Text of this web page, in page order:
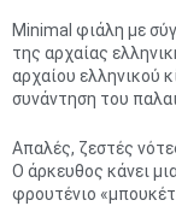
Μinimal φιάλη με
της αρχαίας
αρχαίου ελληνικού
συνάντηση του
Απαλές, ζεστές
Ο άρκευθος κάνει
φρουτένιο